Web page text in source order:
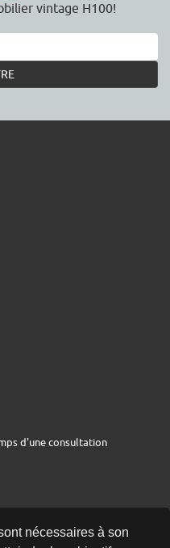
nécessaires à son
vintage H100!
d'une consultation